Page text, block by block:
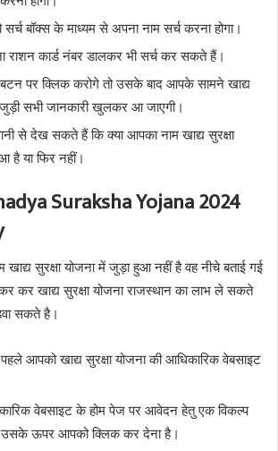
बॉक्स के माध्यम से अपना नाम सर्च करना होगा।
राशन कार्ड नंबर डालकर भी सर्च कर सकते हैं।
पर क्लिक करोगे तो उसके बाद आपके सामने खाद्य
जुड़ी सभी जानकारी खुलकर आ जाएगी।
से देख सकते हैं कि क्या आपका नाम खाद्य सुरक्षा
है या फिर नहीं।
Suraksha Yojana 2024
खाद्य सुरक्षा योजना में जुड़ा हुआ नहीं है वह नीचे बताई गई
कर खाद्य सुरक्षा योजना राजस्थान का लाभ ले सकते
सकते है।
आपको खाद्य सुरक्षा योजना की आधिकारिक वेबसाइट
वेबसाइट के होम पेज पर आवेदन हेतु एक विकल्प
उसके ऊपर आपको क्लिक कर देना है।